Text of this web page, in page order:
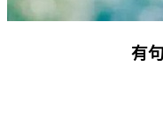
有